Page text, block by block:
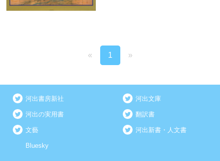
« 1 »
河出書房新社 河出文庫
河出の実用書 翻訳書
文藝 河出新書・人文書
Bluesky